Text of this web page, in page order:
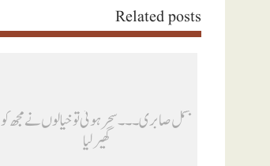
Related posts
بسمل صابری ۔۔۔ سحر ہوئی تو خیالوں نے مجھ کو
گھیر لیا